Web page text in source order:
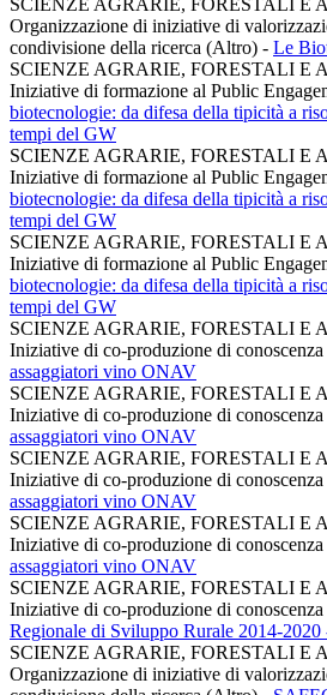
SCIENZE AGRARIE, FORESTALI E
Organizzazione di iniziative di
condivisione della ricerca (Altro) - Le
SCIENZE AGRARIE, FORESTALI E
Iniziative di formazione al Public
biotecnologie: da difesa della tipicità a
tempi del GW
SCIENZE AGRARIE, FORESTALI E
Iniziative di formazione al Public
biotecnologie: da difesa della tipicità a
tempi del GW
SCIENZE AGRARIE, FORESTALI E
Iniziative di formazione al Public
biotecnologie: da difesa della tipicità a
tempi del GW
SCIENZE AGRARIE, FORESTALI E
Iniziative di co-produzione di
assaggiatori vino ONAV
SCIENZE AGRARIE, FORESTALI E
Iniziative di co-produzione di
assaggiatori vino ONAV
SCIENZE AGRARIE, FORESTALI E
Iniziative di co-produzione di
assaggiatori vino ONAV
SCIENZE AGRARIE, FORESTALI E
Iniziative di co-produzione di
assaggiatori vino ONAV
SCIENZE AGRARIE, FORESTALI E
Iniziative di co-produzione di
Regionale di Sviluppo Rurale 2014-
SCIENZE AGRARIE, FORESTALI E
Organizzazione di iniziative di